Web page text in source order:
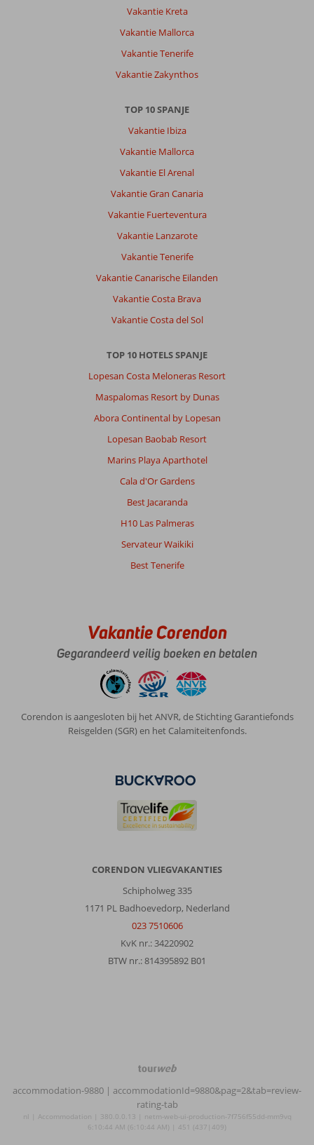
Vakantie Kreta
Vakantie Mallorca
Vakantie Tenerife
Vakantie Zakynthos
TOP 10 SPANJE
Vakantie Ibiza
Vakantie Mallorca
Vakantie El Arenal
Vakantie Gran Canaria
Vakantie Fuerteventura
Vakantie Lanzarote
Vakantie Tenerife
Vakantie Canarische Eilanden
Vakantie Costa Brava
Vakantie Costa del Sol
TOP 10 HOTELS SPANJE
Lopesan Costa Meloneras Resort
Maspalomas Resort by Dunas
Abora Continental by Lopesan
Lopesan Baobab Resort
Marins Playa Aparthotel
Cala d'Or Gardens
Best Jacaranda
H10 Las Palmeras
Servateur Waikiki
Best Tenerife
Vakantie Corendon
Gegarandeerd veilig boeken en betalen
Corendon is aangesloten bij het ANVR, de Stichting Garantiefonds
Reisgelden (SGR) en het Calamiteitenfonds.
CORENDON VLIEGVAKANTIES
Schipholweg 335
1171 PL Badhoevedorp, Nederland
023 7510606
KvK nr.: 34220902
BTW nr.: 814395892 B01
TourWeb
©
NetMatch
accommodation-9880 | accommodationId=9880&pag=2&tab=review-
rating-tab
nl | Accommodation | 380.0.0.13 | netm-web-ui-production-7f756f55dd-mm9vq
6:10:44 AM (6:10:44 AM) | 451 (437|409)